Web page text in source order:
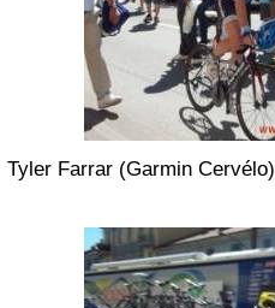
Tyler Farrar (Garmin Cervélo)